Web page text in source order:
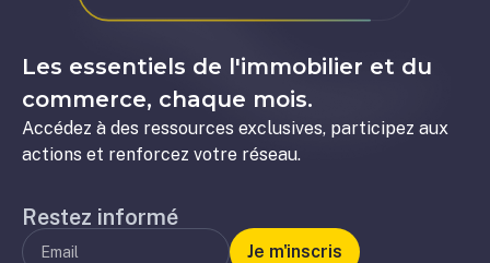
Les essentiels de l'immobilier et du
commerce, chaque mois.
Accédez à des ressources exclusives, participez aux
actions et renforcez votre réseau.
Restez informé